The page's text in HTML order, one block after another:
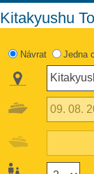
Kitakyushu
Návrat Jedna